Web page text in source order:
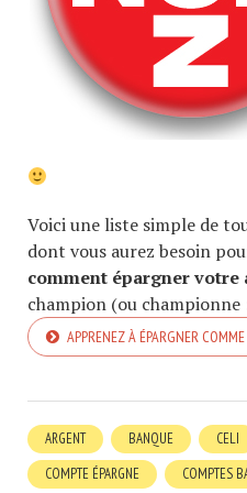
Voici une liste simple de
dont vous aurez besoin
comment épargner votre
champion (ou championne
APPRENEZ À ÉPARGNER
ARGENT BANQUE CELI
COMPTE ÉPARGNE
COMPTES